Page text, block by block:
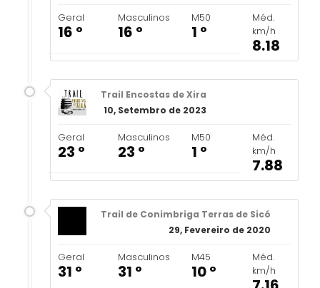
Geral
16 º
Masculinos
16 º
M50
1 º
Méd.
km/h
8.18
Trail Encostas de Xira
10, Setembro de 2023
Geral
23 º
Masculinos
23 º
M50
1 º
Méd.
km/h
7.88
Trail de Conimbriga Terras de Sicó
29, Fevereiro de 2020
Geral
31 º
Masculinos
31 º
M45
10 º
Méd.
km/h